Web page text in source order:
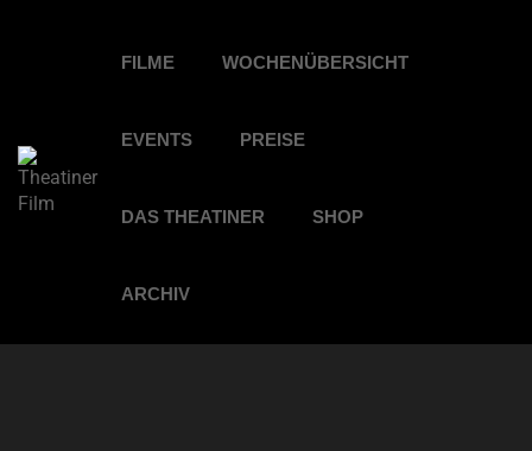
FILME WOCHENÜBERSICHT
EVENTS PREISE
DAS THEATINER SHOP
ARCHIV